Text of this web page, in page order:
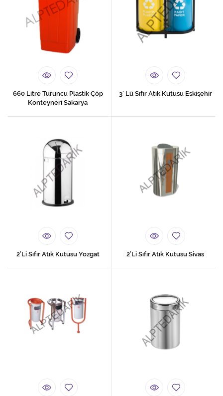
660 Litre Turuncu Plastik Çöp
Konteyneri Sakarya
3’ Lü Sıfır Atık Kutusu Eskişehir
2’Li Sıfır Atık Kutusu Yozgat 2’Li Sıfır Atık Kutusu Sivas